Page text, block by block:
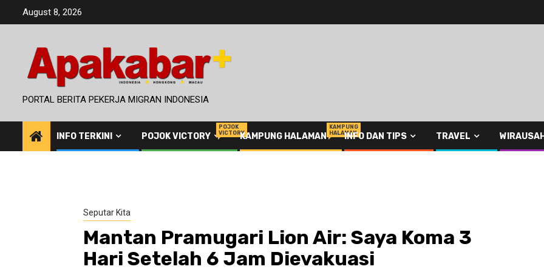
August 8, 2026
PORTAL BERITA PEKERJA MIGRAN INDONESIA
INFO TERKINI POJOK VICTORY
POJOK
VICTORYKAMPUNG HALAMAN
KAMPUNG
HALAMANINFO DAN TIPS TRAVEL
Seputar Kita
Mantan Pramugari Lion Air: Saya Koma 3
Hari Setelah 6 Jam Dievakuasi